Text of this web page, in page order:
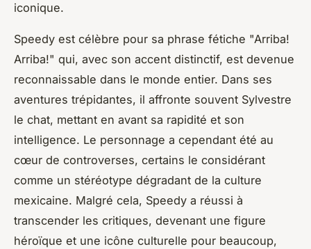
iconique.
Speedy est célèbre pour sa phrase fétiche "Arriba!
Arriba!" qui, avec son accent distinctif, est devenue
reconnaissable dans le monde entier. Dans ses
aventures trépidantes, il affronte souvent Sylvestre
le chat, mettant en avant sa rapidité et son
intelligence. Le personnage a cependant été au
cœur de controverses, certains le considérant
comme un stéréotype dégradant de la culture
mexicaine. Malgré cela, Speedy a réussi à
transcender les critiques, devenant une figure
héroïque et une icône culturelle pour beaucoup,